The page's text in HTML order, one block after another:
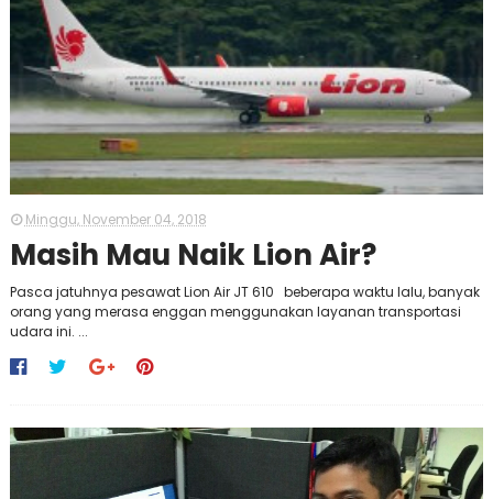
Minggu, November 04, 2018
Masih Mau Naik Lion Air?
Pasca jatuhnya pesawat Lion Air JT 610 beberapa waktu lalu, banyak
orang yang merasa enggan menggunakan layanan transportasi
udara ini. ...